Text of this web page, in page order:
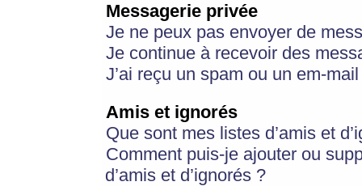
Messagerie privée
Je ne peux pas envoyer de
Je continue à recevoir des
J’ai reçu un spam ou un em-
Amis et ignorés
Que sont mes listes d’amis et
Comment puis-je ajouter ou
d’amis et d’ignorés ?